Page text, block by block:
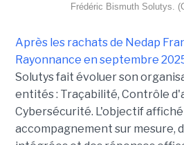
Frédéric Bismuth Solutys.
Après les rachats de Nedap
Rayonnance en septembre
Solutys fait évoluer son
entités : Traçabilité, Contrôle
Cybersécurité. L'objectif
accompagnement sur mesure,